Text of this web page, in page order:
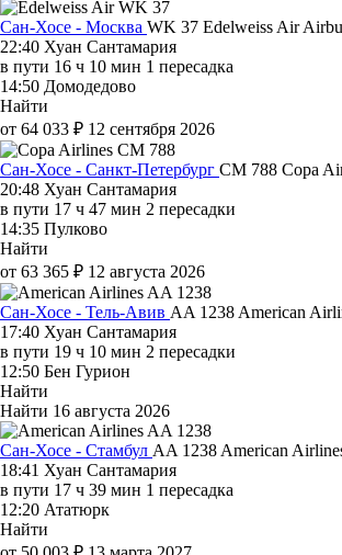
Сан-Хосе - Москва WK 37 Edelweiss Air
22:40 Хуан Сантамария
в пути 16 ч 10 мин 1 пересадка
14:50 Домодедово
Найти
от 64 033 ₽ 12 сентября 2026
Сан-Хосе - Санкт-Петербург CM 788 Copa
20:48 Хуан Сантамария
в пути 17 ч 47 мин 2 пересадки
14:35 Пулково
Найти
от 63 365 ₽ 12 августа 2026
Сан-Хосе - Тель-Авив AA 1238 American
17:40 Хуан Сантамария
в пути 19 ч 10 мин 2 пересадки
12:50 Бен Гурион
Найти
Найти 16 августа 2026
Сан-Хосе - Стамбул AA 1238 American
18:41 Хуан Сантамария
в пути 17 ч 39 мин 1 пересадка
12:20 Ататюрк
Найти